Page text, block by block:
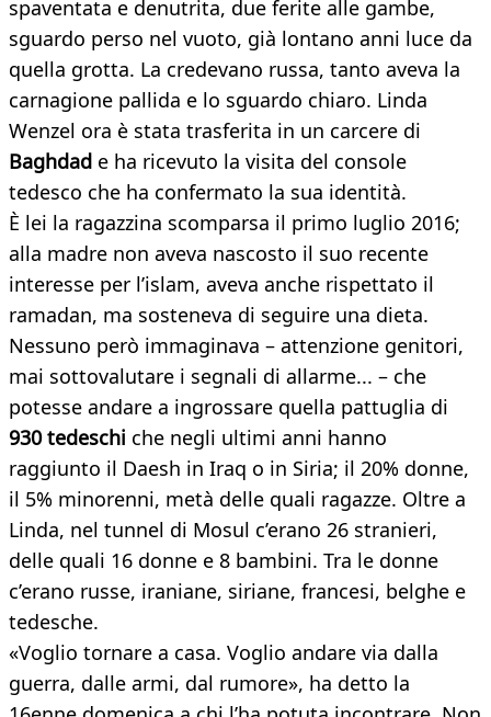
spaventata e denutrita, due ferite alle gambe,
sguardo perso nel vuoto, già lontano anni luce da
quella grotta. La credevano russa, tanto aveva la
carnagione pallida e lo sguardo chiaro. Linda
Wenzel ora è stata trasferita in un carcere di
Baghdad e ha ricevuto la visita del console
tedesco che ha confermato la sua identità.
È lei la ragazzina scomparsa il primo luglio 2016;
alla madre non aveva nascosto il suo recente
interesse per l’islam, aveva anche rispettato il
ramadan, ma sosteneva di seguire una dieta.
Nessuno però immaginava – attenzione genitori,
mai sottovalutare i segnali di allarme... – che
potesse andare a ingrossare quella pattuglia di
930 tedeschi che negli ultimi anni hanno
raggiunto il Daesh in Iraq o in Siria; il 20% donne,
il 5% minorenni, metà delle quali ragazze. Oltre a
Linda, nel tunnel di Mosul c’erano 26 stranieri,
delle quali 16 donne e 8 bambini. Tra le donne
c’erano russe, iraniane, siriane, francesi, belghe e
tedesche.
«Voglio tornare a casa. Voglio andare via dalla
guerra, dalle armi, dal rumore», ha detto la